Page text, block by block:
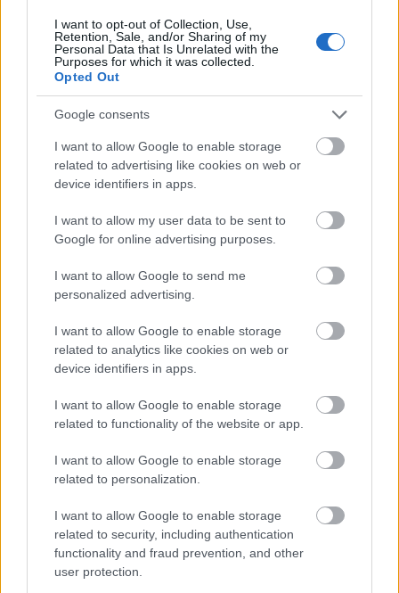
I want to opt-out of Collection, Use,
Retention, Sale, and/or Sharing of my
Personal Data that Is Unrelated with the
Purposes for which it was collected.
Opted Out
Google consents
I want to allow Google to enable storage
related to advertising like cookies on web or
device identifiers in apps.
I want to allow my user data to be sent to
Google for online advertising purposes.
I want to allow Google to send me
personalized advertising.
I want to allow Google to enable storage
related to analytics like cookies on web or
device identifiers in apps.
I want to allow Google to enable storage
related to functionality of the website or app.
I want to allow Google to enable storage
related to personalization.
I want to allow Google to enable storage
related to security, including authentication
functionality and fraud prevention, and other
user protection.
απόλαυσης».
Βραβευμένα μελομακάρονα και
κουραμπιέδες
Ιδιαίτερη φήμη έχουν αποκτήσει τα
χριστουγεννιάτικα γλυκά του ΜΟΚΑ, που
ξεχωρίζουν για την ποιότητα και τη γεύση τους. Οι
χειροποίητοι κουραμπιέδες με εκλεκτό βούτυρο,
που έχουν διακριθεί σε διεθνή διοργάνωση στις
Βρυξέλλες για την ισορροπία και το άρωμά τους,
τον κουραμπιέ τον βρίσκεις κάθε μέρα στα ράφια
του καταστήματος. Αντίθετα, τα μελομακάρονα με
αληθινό μέλι, που έχουν επίσης τιμηθεί για τη
μοναδική τους γεύση, τα μελομακάρονα μονάχα τις
γιορτές — γιατί κάποια πράγματα αξίζει να τα
περιμένεις.
Πρόκειται για προϊόντα που παρασκευάζονται με
αυθεντικές συνταγές και υλικά υψηλής ποιότητας,
διατηρώντας τη γεύση των ελληνικών γιορτών και